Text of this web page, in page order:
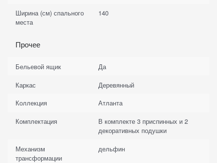
Ширина (см) спального
места
140
Прочее
Бельевой ящик
Да
Каркас
Деревянный
Коллекция
Атланта
Комплектация
В комплекте 3 приспинных и 2
декоративных подушки
Механизм
трансформации
дельфин